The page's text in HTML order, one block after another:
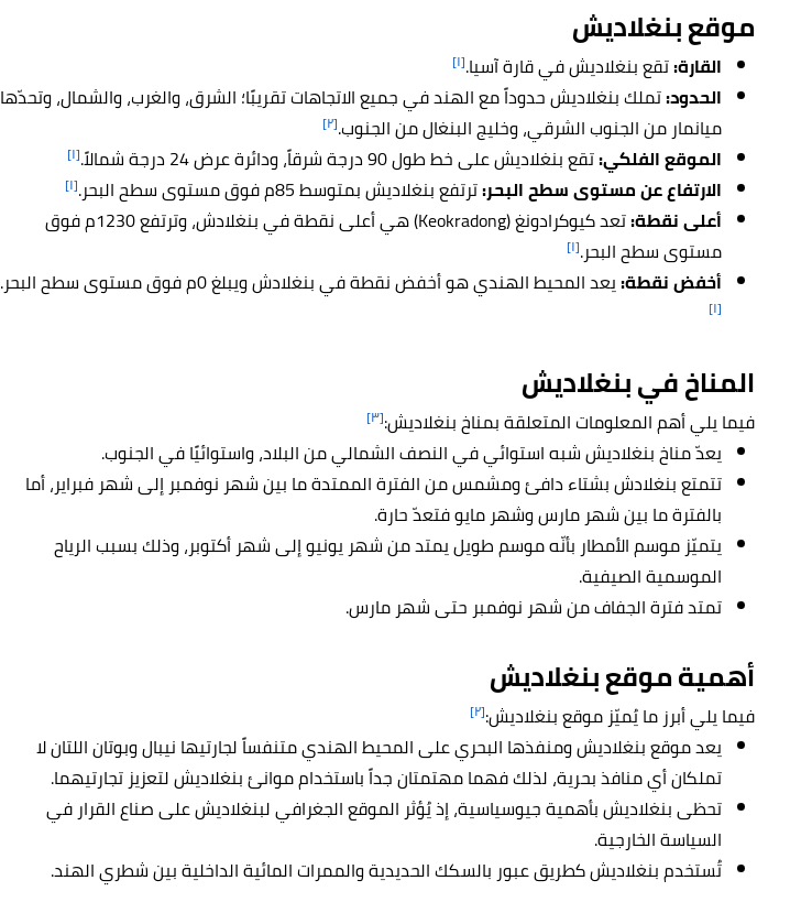
موقع بنغلاديش
القارة:تقع بنغلاديش في قارة آسيا.[١]
الحدود:تملك بنغلاديش حدوداً مع الهند في جميع الاتجاهات تقريبًا؛ الشرق، والغرب، والشمال، وتحدّها
ميانمار من الجنوب الشرقي، وخليج البنغال من الجنوب.[٢]
الموقع الفلكي:تقع بنغلاديش على خط طول 90 درجة شرقاً، ودائرة عرض 24 درجة شمالاً. [١]
الارتفاع عن مستوى سطح البحر:ترتفع بنغلاديش بمتوسط 85م فوق مستوى سطح البحر. [١]
أعلى نقطة:تعد كيوكرادونغ (Keokradong) هي
أعلى نقطة في بنغلادش، وترتفع 1230م فوق
مستوى سطح البحر.[١]
أخفض نقطة:يعد المحيط الهندي هو أخفض نقطة في بنغلادش ويبلغ 0م فوق مستوى سطح البحر.
[١]
المناخ في بنغلاديش
فيما يلي أهم المعلومات المتعلقة بمناخ بنغلاديش:[٣]
يعدّ مناخ بنغلاديش شبه استوائي في النصف الشمالي من البلاد، واستوائيًا في الجنوب.
تتمتع بنغلادش بشتاء دافئ ومشمس من الفترة الممتدة ما بين شهر نوفمبر إلى شهر فبراير، أما
بالفترة ما بين شهر مارس وشهر مايو فتعدّ حارة.
يتميّز موسم الأمطار بأنّه موسم طويل يمتد من شهر يونيو إلى شهر أكتوبر، وذلك بسبب الرياح
الموسمية الصيفية.
تمتد فترة الجفاف من شهر نوفمبر حتى شهر مارس.
أهمية موقع بنغلاديش
فيما يلي أبرز ما يُميّز موقع بنغلاديش:[٢]
يعد موقع بنغلاديش ومنفذها البحري على المحيط الهندي متنفساً لجارتيها نيبال وبوتان اللتان لا
تملكان أي منافذ بحرية، لذلك فهما مهتمتان جداً باستخدام موانئ بنغلاديش لتعزيز تجارتيهما.
تحظى بنغلاديش بأهمية جيوسياسية، إذ يُؤثر الموقع الجغرافي لبنغلاديش على صناع القرار في
السياسة الخارجية.
تُستخدم بنغلاديش كطريق عبور بالسكك الحديدية والممرات المائية الداخلية بين شطري الهند.